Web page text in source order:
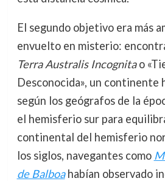
El segundo objetivo era más
envuelto en misterio:
Terra Australis Incognitao
Desconocida», un continente
según los geógrafos de la
el hemisferio sur para
continental del hemisferio
los siglos, navegantes como
de Balboahabían observado